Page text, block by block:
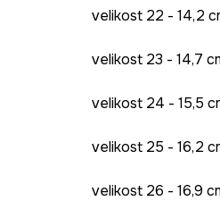
velikost 22 - 14,2
velikost 23 - 14,7
velikost 24 - 15,5
velikost 25 - 16,2
velikost 26 - 16,9